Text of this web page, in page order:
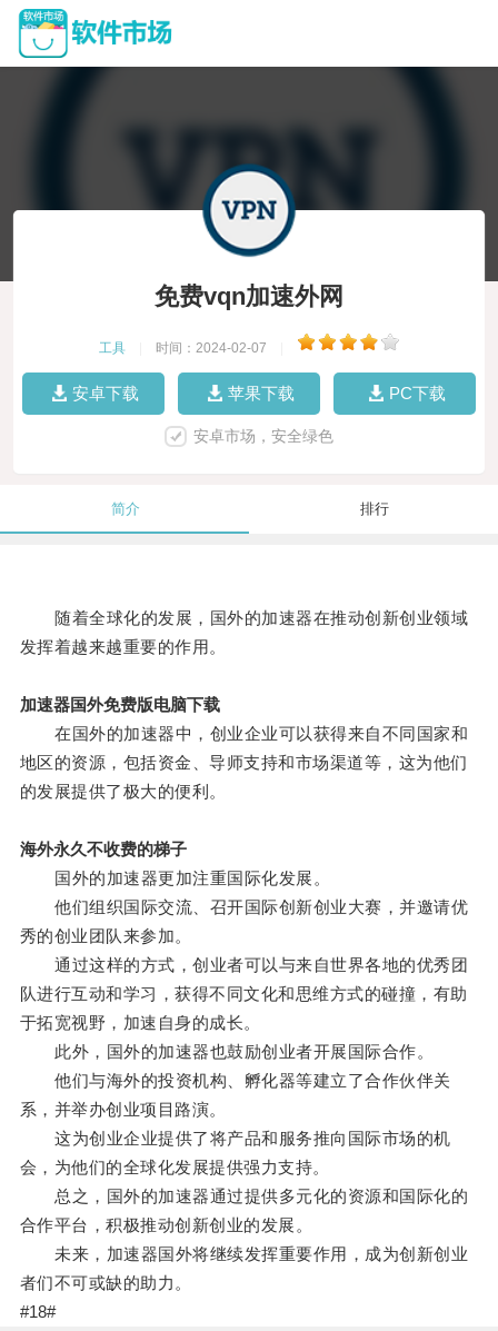
免费vqn加速外网
工具 时间：2024-02-07
安卓下载 苹果下载 PC下载
安卓市场，安全绿色
简介 排行
随着全球化的发展，国外的加速器在推动创新创业领域
发挥着越来越重要的作用。
加速器国外免费版电脑下载
在国外的加速器中，创业企业可以获得来自不同国家和
地区的资源，包括资金、导师支持和市场渠道等，这为他们
的发展提供了极大的便利。
海外永久不收费的梯子
国外的加速器更加注重国际化发展。
他们组织国际交流、召开国际创新创业大赛，并邀请优
秀的创业团队来参加。
通过这样的方式，创业者可以与来自世界各地的优秀团
队进行互动和学习，获得不同文化和思维方式的碰撞，有助
于拓宽视野，加速自身的成长。
此外，国外的加速器也鼓励创业者开展国际合作。
他们与海外的投资机构、孵化器等建立了合作伙伴关
系，并举办创业项目路演。
这为创业企业提供了将产品和服务推向国际市场的机
会，为他们的全球化发展提供强力支持。
总之，国外的加速器通过提供多元化的资源和国际化的
合作平台，积极推动创新创业的发展。
未来，加速器国外将继续发挥重要作用，成为创新创业
者们不可或缺的助力。
#18#